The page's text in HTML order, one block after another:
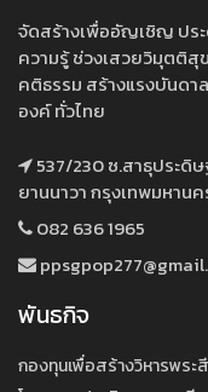
จัดสร้างเพื่ออัญเชิญ ประ
ความรู้ ช่วงเสวยวิมุตติสุ
คติธรรม สร้างแรงบันดา
องค์ ทั่วไทย
537/230 ซ.สาธุประดิ
ยานนาวา กรุงเทพมหานค
082 636 1965
พันธกิจ
กองทุนเพื่อสร้างวิหารพร